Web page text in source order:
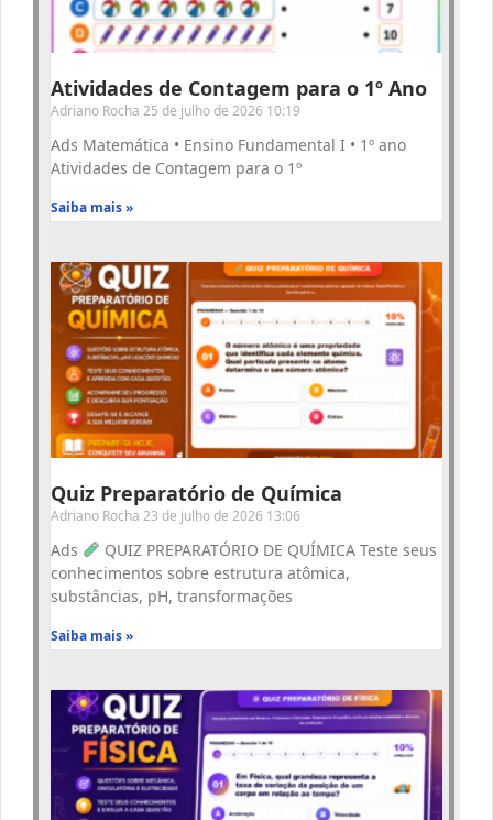
Atividades de Contagem para o 1º Ano
Adriano Rocha 25 de julho de 2026 10:19
Ads Matemática • Ensino Fundamental I • 1º ano
Atividades de Contagem para o 1º
Saiba mais »
Quiz Preparatório de Química
Adriano Rocha 23 de julho de 2026 13:06
Ads
QUIZ PREPARATÓRIO DE QUÍMICA Teste seus
conhecimentos sobre estrutura atômica,
substâncias, pH, transformações
Saiba mais »